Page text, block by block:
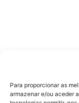
Para proporcionar as
armazenar e/ou aceder